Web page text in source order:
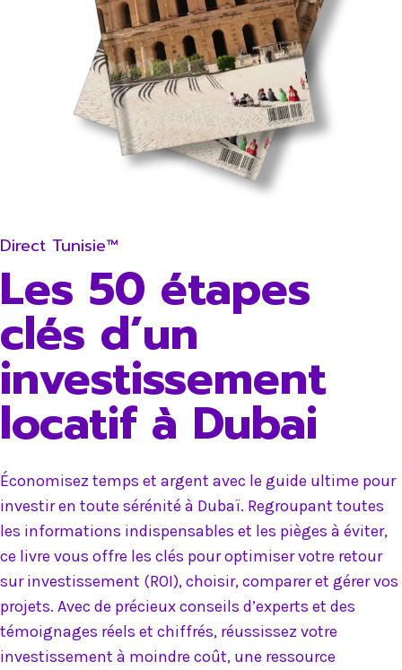
Direct Tunisie™
Les 50 étapes
clés d’un
investissement
locatif à Dubai
Économisez temps et argent avec le guide ultime pour
investir en toute sérénité à Dubaï. Regroupant toutes
les informations indispensables et les pièges à éviter,
ce livre vous offre les clés pour optimiser votre retour
sur investissement (ROI), choisir, comparer et gérer vos
projets. Avec de précieux conseils d’experts et des
témoignages réels et chiffrés, réussissez votre
investissement à moindre coût, une ressource